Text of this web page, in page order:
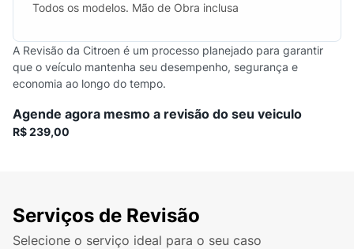
Todos os modelos. Mão de Obra inclusa
A Revisão da Citroen é um processo planejado para garantir
que o veículo mantenha seu desempenho, segurança e
economia ao longo do tempo.
Agende agora mesmo a revisão do seu veiculo
R$ 239,00
Serviços de Revisão
Selecione o serviço ideal para o seu caso